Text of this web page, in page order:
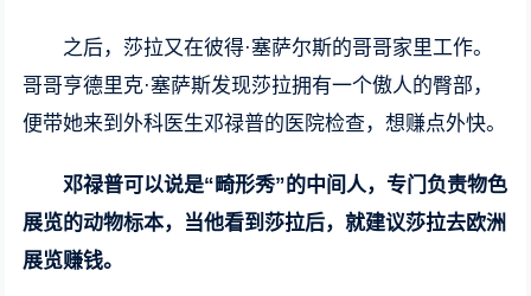
之后，莎拉又在彼得·塞萨尔斯的哥哥家里工作。
哥哥亨德里克·塞萨斯发现莎拉拥有一个傲人的臀部，
便带她来到外科医生邓禄普的医院检查，想赚点外快。
邓禄普可以说是“畸形秀”的中间人，专门负责物色
展览的动物标本，当他看到莎拉后，就建议莎拉去欧洲
展览赚钱。